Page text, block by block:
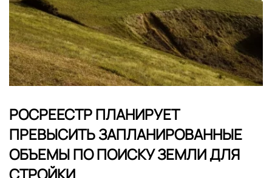
РОСРЕЕСТР ПЛАНИРУЕТ
ПРЕВЫСИТЬ ЗАПЛАНИРОВАННЫЕ
ОБЪЕМЫ ПО ПОИСКУ ЗЕМЛИ ДЛЯ
СТРОЙКИ